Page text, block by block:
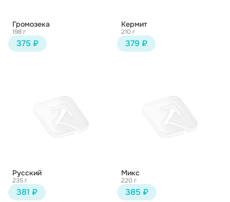
Громозека
198 г
375 ₽
Кермит
210 г
379 ₽
Русский
235 г
381 ₽
Микс
220 г
385 ₽